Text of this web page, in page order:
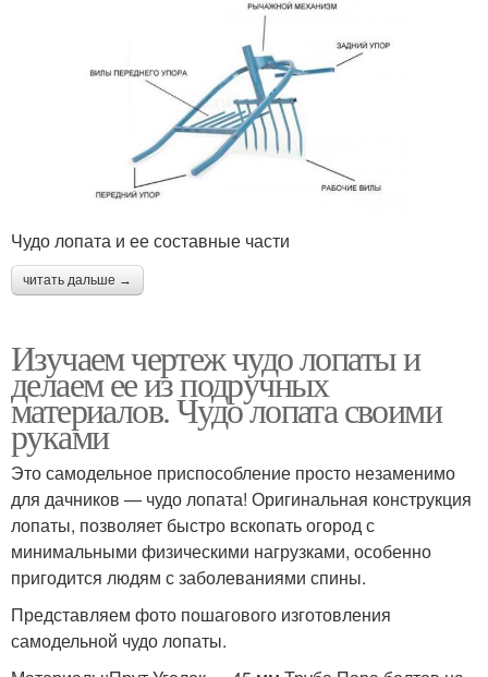
Чудо лопата и ее составные части
читать дальше →
Изучаем чертеж чудо лопаты и
делаем ее из подручных
материалов. Чудо лопата своими
руками
Это самодельное приспособление просто незаменимо
для дачников — чудо лопата! Оригинальная конструкция
лопаты, позволяет быстро вскопать огород с
минимальными физическими нагрузками, особенно
пригодится людям с заболеваниями спины.
Представляем фото пошагового изготовления
самодельной чудо лопаты.